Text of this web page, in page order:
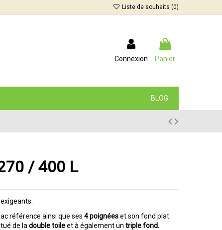
Liste de souhaits (0)
Connexion Panier
BLOG
/ 400 L
référence ainsi que ses 4 poignéeset son fond plat
de la double toileet à également un triple fond.